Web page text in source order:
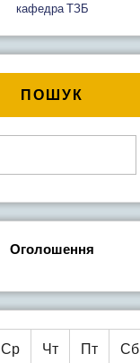
кафедра ТЗБ
ПОШУК
Оголошення
Ср Чт Пт Сб